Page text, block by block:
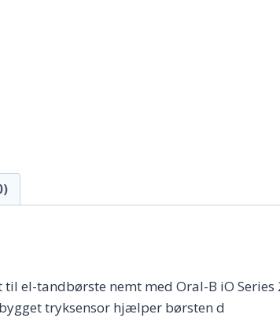
el-tandbørste nemt med Oral-B iO
tryksensor hjælper børsten d